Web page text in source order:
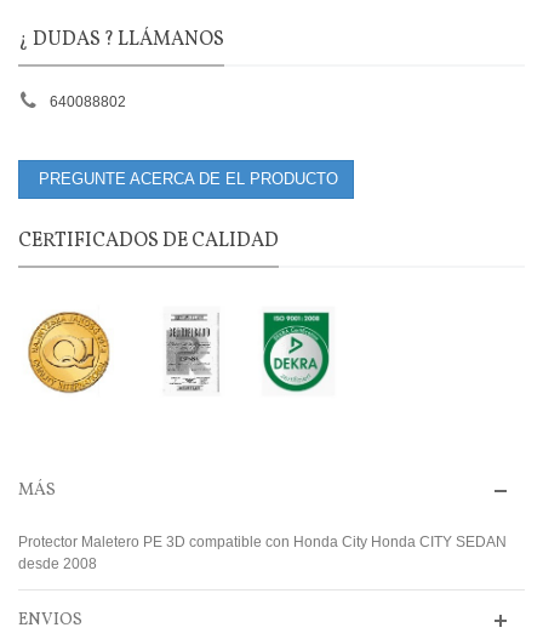
¿ DUDAS ? LLÁMANOS
640088802
PREGUNTE ACERCA DE EL PRODUCTO
CERTIFICADOS DE CALIDAD
MÁS
Protector Maletero PE 3D compatible con Honda City Honda CITY SEDAN
desde 2008
ENVIOS